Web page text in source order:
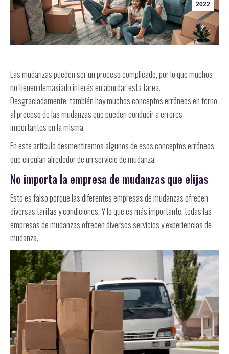
2022
Las mudanzas pueden ser un proceso complicado, por lo que muchos
no tienen demasiado interés en abordar esta tarea.
Desgraciadamente, también hay muchos conceptos erróneos en torno
al proceso de las mudanzas que pueden conducir a errores
importantes en la misma.
En este artículo desmentiremos algunos de esos conceptos erróneos
que circulan alrededor de un servicio de mudanza:
No importa la empresa de mudanzas que elijas
Esto es falso porque las diferentes empresas de mudanzas ofrecen
diversas tarifas y condiciones. Y lo que es más importante, todas las
empresas de mudanzas ofrecen diversos servicios y experiencias de
mudanza.